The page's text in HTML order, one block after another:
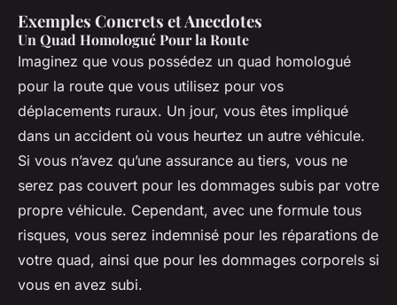
Exemples Concrets et Anecdotes
Un Quad Homologué Pour la Route
Imaginez que vous possédez un quad homologué
pour la route que vous utilisez pour vos
déplacements ruraux. Un jour, vous êtes impliqué
dans un accident où vous heurtez un autre véhicule.
Si vous n’avez qu’une assurance au tiers, vous ne
serez pas couvert pour les dommages subis par votre
propre véhicule. Cependant, avec une formule tous
risques, vous serez indemnisé pour les réparations de
votre quad, ainsi que pour les dommages corporels si
vous en avez subi.